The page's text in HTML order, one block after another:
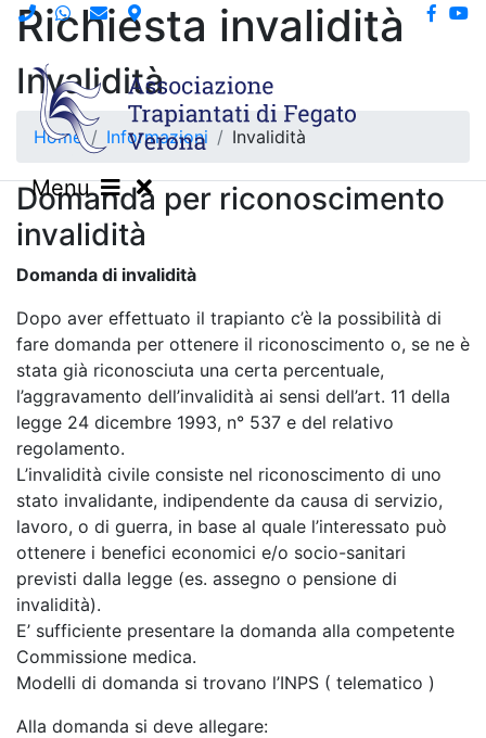
Menu
Richiesta invalidità
Invalidità
Home Informazioni Invalidità
Domanda per riconoscimento
invalidità
Domanda di invalidità
Dopo aver effettuato il trapianto c’è la possibilità di
fare domanda per ottenere il riconoscimento o, se ne è
stata già riconosciuta una certa percentuale,
l’aggravamento dell’invalidità ai sensi dell’art. 11 della
legge 24 dicembre 1993, n° 537 e del relativo
regolamento.
L’invalidità civile consiste nel riconoscimento di uno
stato invalidante, indipendente da causa di servizio,
lavoro, o di guerra, in base al quale l’interessato può
ottenere i benefici economici e/o socio-sanitari
previsti dalla legge (es. assegno o pensione di
invalidità).
E’ sufficiente presentare la domanda alla competente
Commissione medica.
Modelli di domanda si trovano l’INPS ( telematico )
Alla domanda si deve allegare: